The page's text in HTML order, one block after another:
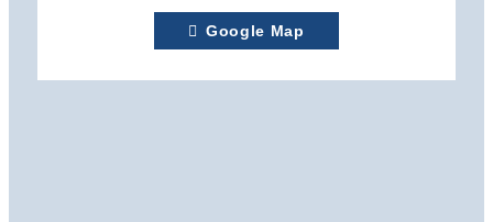
Google Map